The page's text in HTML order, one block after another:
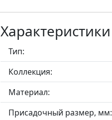
Характеристики
Тип:
Коллекция:
Материал:
Присадочный размер, мм: